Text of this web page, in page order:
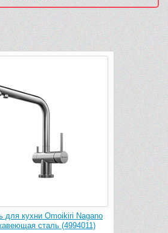
для кухни Omoikiri Nagano
сталь (4994011)